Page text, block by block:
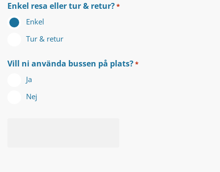
Enkel resa eller tur & retur?*
Enkel
Tur & retur
Vill ni använda bussen på plats?*
Ja
Nej